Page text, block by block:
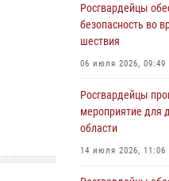
Ярославские
неделю
сигналам «Тревога»
27 июля 2026, 08:59
Росгвардейцы
время массового
27 июля 2026, 07:16
Росгвардейцы
безопасность во
шествия
06 июля 2026, 09:49
Росгвардейцы
мероприятие для
области
14 июля 2026, 11:06